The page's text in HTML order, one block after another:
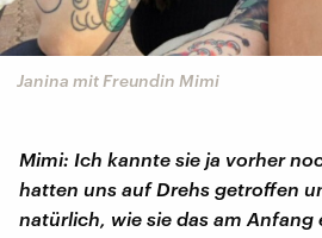
Janina mit Freundin Mimi
Mimi: Ich kannte sie ja vorher
hatten uns auf Drehs getroffen
natürlich, wie sie das am